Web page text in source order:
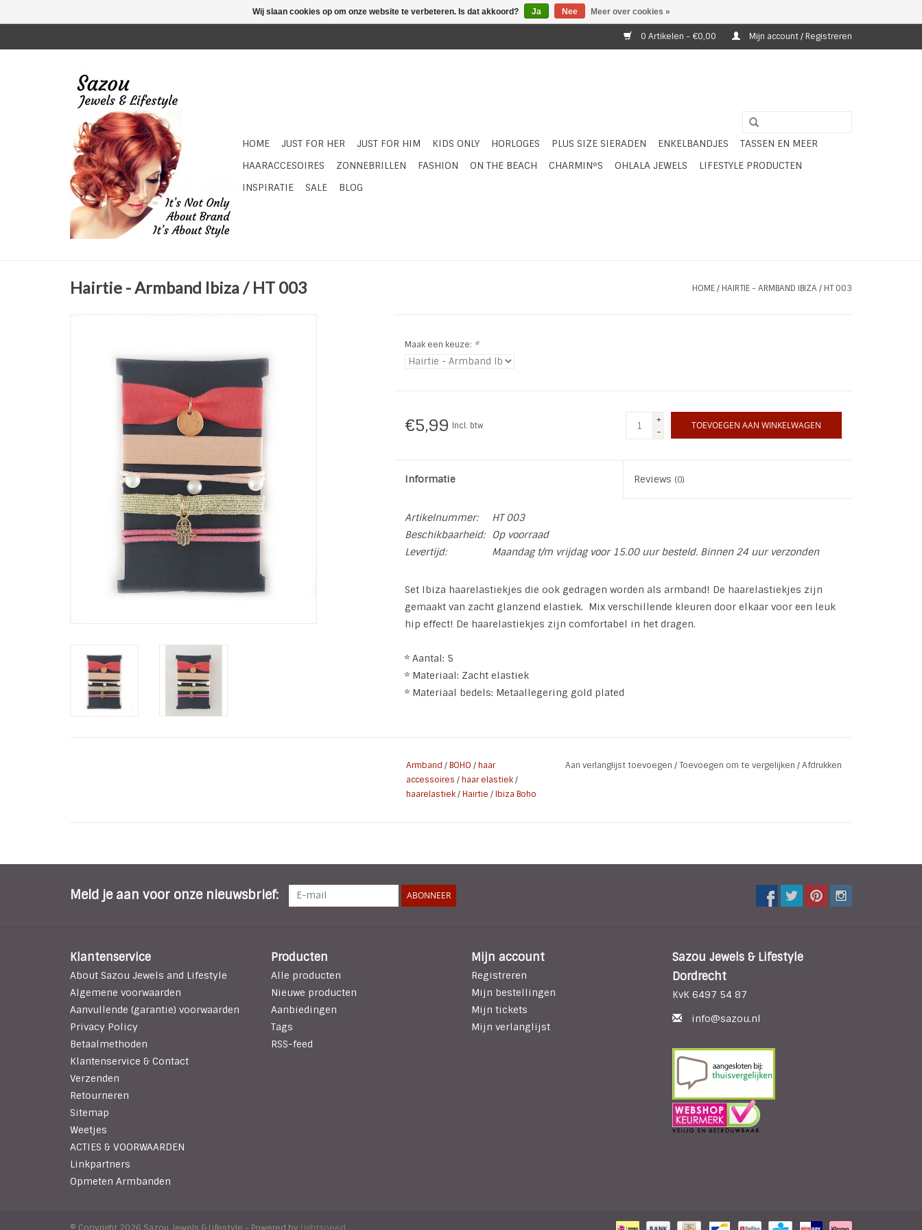
0 Artikelen - €0,00 Mijn account / Registreren
HOME JUST FOR HER JUST FOR HIM KIDS ONLY HORLOGES PLUS SIZE SIERADEN ENKELBANDJES
TASSEN EN MEER
HAARACCESOIRES
ZONNEBRILLEN FASHION ON THE BEACH CHARMIN*S OHLALA JEWELS
LIFESTYLE PRODUCTEN
INSPIRATIE
SALE BLOG
Hairtie - Armband Ibiza / HT 003 HOME/ HAIRTIE - ARMBAND IBIZA / HT 003
Maak een keuze: *
€5,99 Incl. btw
+
-
TOEVOEGEN AAN WINKELWAGEN
Informatie Reviews (0)
Artikelnummer:
HT 003
Beschikbaarheid:
Op voorraad
Levertijd:
Maandag t/m vrijdag voor 15.00 uur besteld. Binnen 24 uur verzonden
Set Ibiza haarelastiekjes die ook gedragen worden als armband! De haarelastiekjes zijn
gemaakt van zacht glanzend elastiek. Mix verschillende kleuren door elkaar voor een leuk
hip effect! De haarelastiekjes zijn comfortabel in het dragen.
* Aantal: 5
* Materiaal: Zacht elastiek
* Materiaal bedels: Metaallegering gold plated
Armband /BOHO /haar
accessoires /haar elastiek/
haarelastiek/Hairtie /Ibiza Boho
Aan verlanglijst toevoegen /Toevoegen om te vergelijken /Afdrukken
Meld je aan voor onze nieuwsbrief: ABONNEER
Klantenservice
About Sazou Jewels and Lifestyle
Algemene voorwaarden
Aanvullende (garantie) voorwaarden
Privacy Policy
Betaalmethoden
Klantenservice & Contact
Verzenden
Retourneren
Sitemap
Weetjes
ACTIES & VOORWAARDEN
Linkpartners
Opmeten Armbanden
Producten
Alle producten
Nieuwe producten
Aanbiedingen
Tags
RSS-feed
Mijn account
Registreren
Mijn bestellingen
Mijn tickets
Mijn verlanglijst
Sazou Jewels & Lifestyle
Dordrecht
KvK 6497 54 87
info@sazou.nl
Wij slaan cookies op om onze website te verbeteren. Is dat akkoord? Ja Nee Meer over cookies »